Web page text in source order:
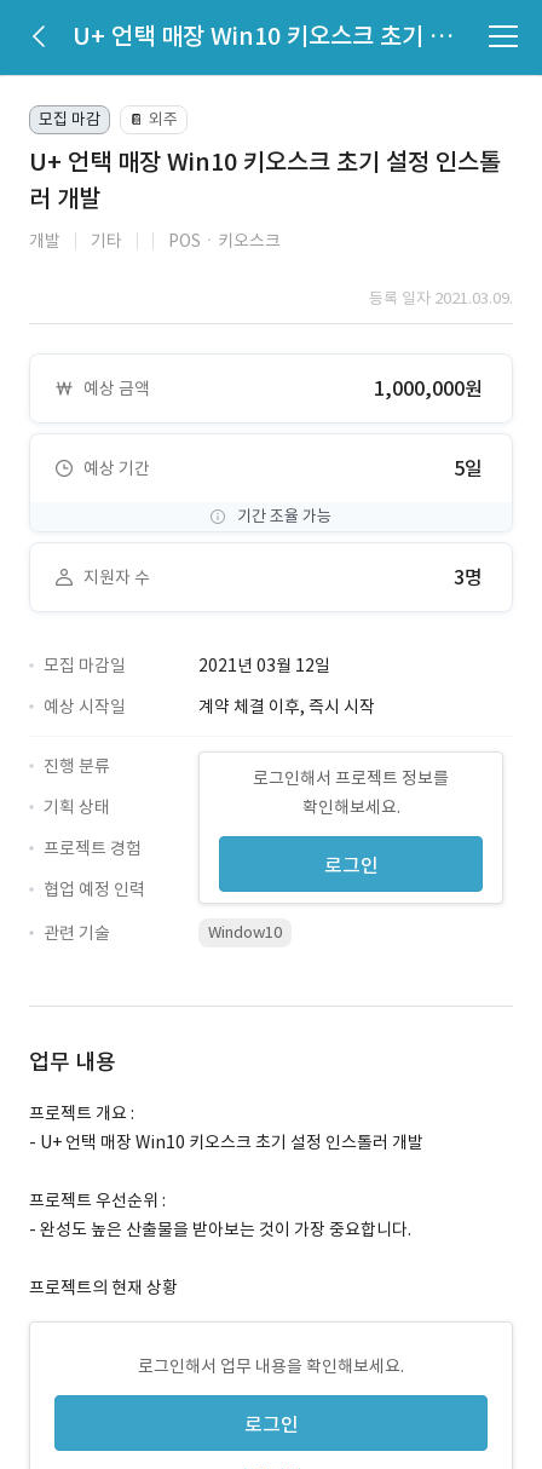
U+ 언택 매장 Win10 키오스크 초기 설정 인스톨러 개발
모집 마감 📔 외주
U+ 언택 매장 Win10 키오스크 초기 설정 인스톨
러 개발
개발 기타 POSㆍ키오스크
등록 일자 2021.03.09.
예상 금액 1,000,000원
예상 기간 5일
기간 조율 가능
지원자 수 3명
모집 마감일
2021년 03월 12일
예상 시작일
계약 체결 이후, 즉시 시작
로그인해서 프로젝트 정보를
확인해보세요.
로그인
진행 분류
기획 상태
프로젝트 경험
협업 예정 인력
관련 기술
Window10
업무 내용
프로젝트 개요 :
- U+ 언택 매장 Win10 키오스크 초기 설정 인스톨러 개발
프로젝트 우선순위 :
- 완성도 높은 산출물을 받아보는 것이 가장 중요합니다.
프로젝트의 현재 상황
로그인해서 업무 내용을 확인해보세요.
로그인